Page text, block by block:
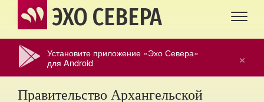
ЭХО СЕВЕРА
×
Установите приложение «Эхо Севера»
для Android
Правительство Архангельской